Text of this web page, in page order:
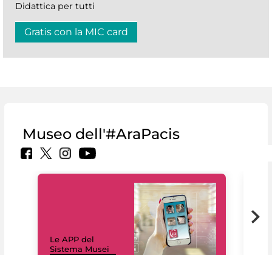
Didattica per tutti
Gratis con la MIC card
Museo dell'#AraPacis
Le APP del
Sistema Musei